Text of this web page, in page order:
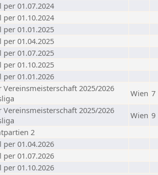
per 01.07.2024
per 01.10.2024
per 01.01.2025
per 01.04.2025
per 01.07.2025
per 01.10.2025
per 01.01.2026
Vereinsmeisterschaft 2025/2026
Wien 7
Vereinsmeisterschaft 2025/2026
Wien 9
2
per 01.04.2026
per 01.07.2026
per 01.10.2026